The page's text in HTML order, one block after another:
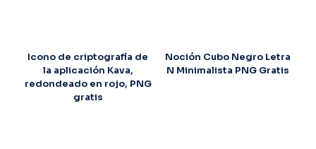
Icono de criptografía de
la aplicación Kava,
redondeado en rojo, PNG
gratis
Noción Cubo Negro Letra
N Minimalista PNG Gratis